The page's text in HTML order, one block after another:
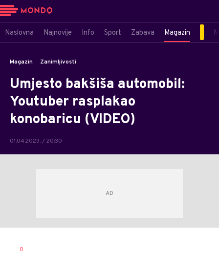
Naslovna Najnovije Info Sport Zabava Magazin
Magazin Zanimljivosti
Umjesto bakšiša automobil:
Youtuber rasplakao
konobaricu (VIDEO)
01.04.2023. / 20:30
AUTOR
0